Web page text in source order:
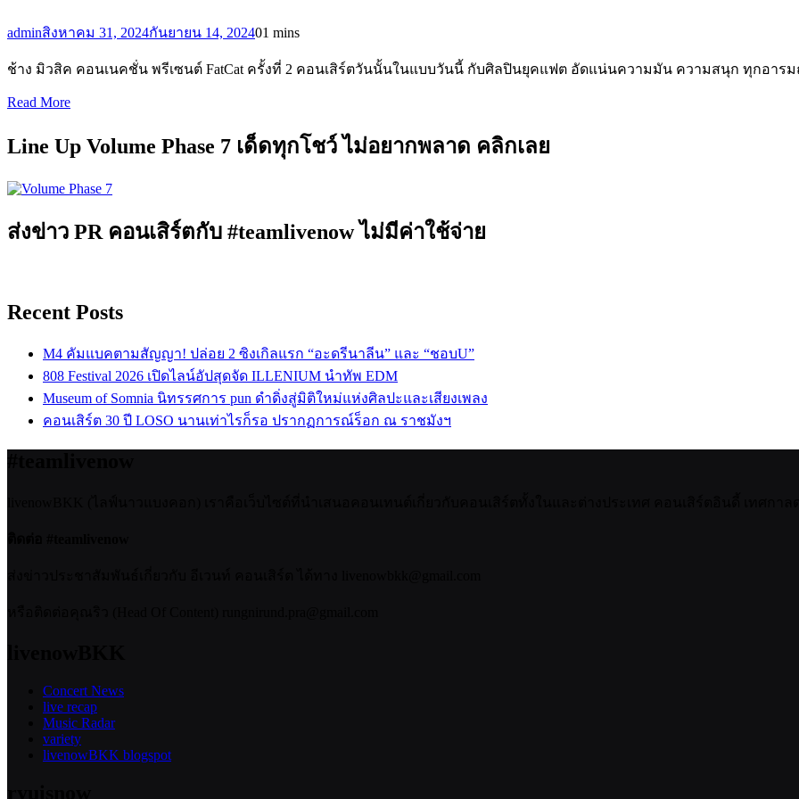
adminสิงหาคม 31, 2024กันยายน 14, 202401 mins
ช้าง มิวสิค คอนเนคชั่น พรีเซนต์ FatCat ครั้งที่ 2 คอนเสิร์ตวันนั้นในแบบวันนี้ กับศิลปินยุคแฟต อัดแน่นความมัน ความสนุก ทุกอาร
Read More
Line Up Volume Phase 7 เด็ดทุกโชว์ ไม่อยากพลาด คลิกเลย
ส่งข่าว PR คอนเสิร์ตกับ #teamlivenow ไม่มีค่าใช้จ่าย
Recent Posts
M4 คัมแบคตามสัญญา! ปล่อย 2 ซิงเกิลแรก “อะดรีนาลีน” และ “ชอบU”
808 Festival 2026 เปิดไลน์อัปสุดจัด ILLENIUM นำทัพ EDM
Museum of Somnia นิทรรศการ pun ดำดิ่งสู่มิติใหม่แห่งศิลปะและเสียงเพลง
คอนเสิร์ต 30 ปี LOSO นานเท่าไรก็รอ ปรากฏการณ์ร็อก ณ ราชมังฯ
Concert News
live recap
Music Radar
variety
livenowBKK blogspot